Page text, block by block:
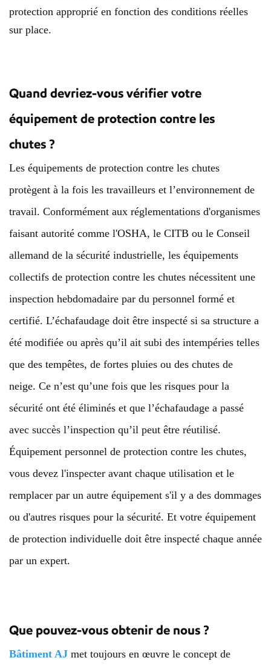
protection approprié en fonction des conditions réelles
sur place.
Quand devriez-vous vérifier votre
équipement de protection contre les
chutes ?
Les équipements de protection contre les chutes
protègent à la fois les travailleurs et l’environnement de
travail. Conformément aux réglementations d'organismes
faisant autorité comme l'OSHA, le CITB ou le Conseil
allemand de la sécurité industrielle, les équipements
collectifs de protection contre les chutes nécessitent une
inspection hebdomadaire par du personnel formé et
certifié. L’échafaudage doit être inspecté si sa structure a
été modifiée ou après qu’il ait subi des intempéries telles
que des tempêtes, de fortes pluies ou des chutes de
neige. Ce n’est qu’une fois que les risques pour la
sécurité ont été éliminés et que l’échafaudage a passé
avec succès l’inspection qu’il peut être réutilisé.
Équipement personnel de protection contre les chutes,
vous devez l'inspecter avant chaque utilisation et le
remplacer par un autre équipement s'il y a des dommages
ou d'autres risques pour la sécurité. Et votre équipement
de protection individuelle doit être inspecté chaque année
par un expert.
Que pouvez-vous obtenir de nous ?
Bâtiment AJ met toujours en œuvre le concept de